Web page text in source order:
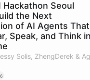
Hackathon Seoul
the Next
of AI Agents That
Speak, and Think in